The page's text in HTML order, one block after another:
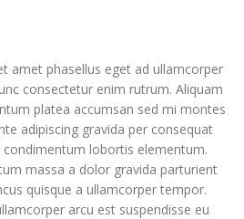
amet phasellus eget ad ullamcorper
consectetur enim rutrum. Aliquam
platea accumsan sed mi montes
adipiscing gravida per consequat
lobortis elementum.
massa a dolor gravida parturient
quisque a ullamcorper tempor.
arcu est suspendisse eu